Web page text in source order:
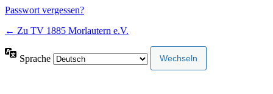
Passwort vergessen?
← Zu TV 1885 Morlautern e.V.
Sprache